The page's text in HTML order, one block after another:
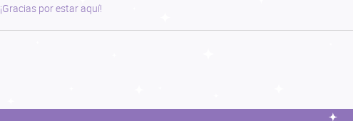
¡Gracias por estar aquí!